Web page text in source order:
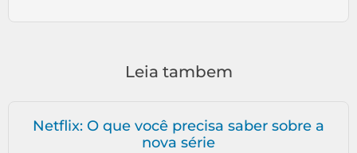
Leia tambem
Netflix: O que você precisa saber sobre a
nova série